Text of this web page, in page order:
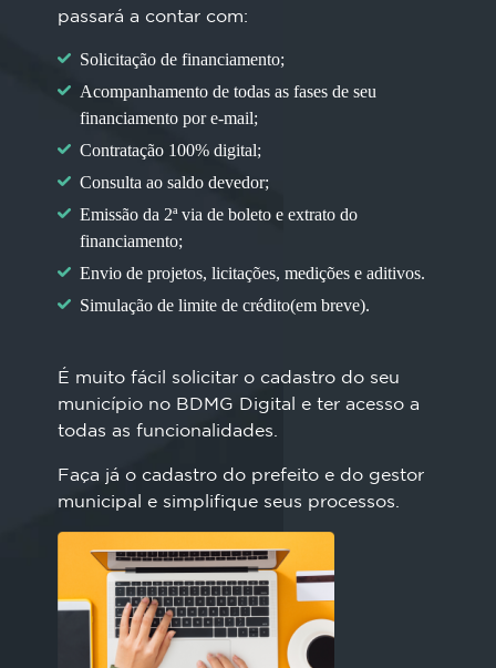
passará a contar com:
Solicitação de financiamento;
Acompanhamento de todas as fases de seu
financiamento por e-mail;
Contratação 100% digital;
Consulta ao saldo devedor;
Emissão da 2ª via de boleto e extrato do
financiamento;
Envio de projetos, licitações, medições e aditivos.
Simulação de limite de crédito(em breve).
É muito fácil solicitar o cadastro do seu
município no BDMG Digital e ter acesso a
todas as funcionalidades.
Faça já o cadastro do prefeito e do gestor
municipal e simplifique seus processos.